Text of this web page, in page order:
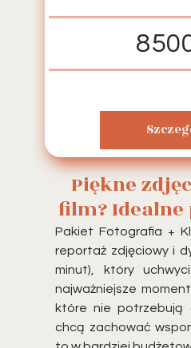
Piękne
film? Idealne
Pakiet Fotografia +
reportaż zdjęciowy i
minut), który
najważniejsze
które nie potrzebują
chcą zachować